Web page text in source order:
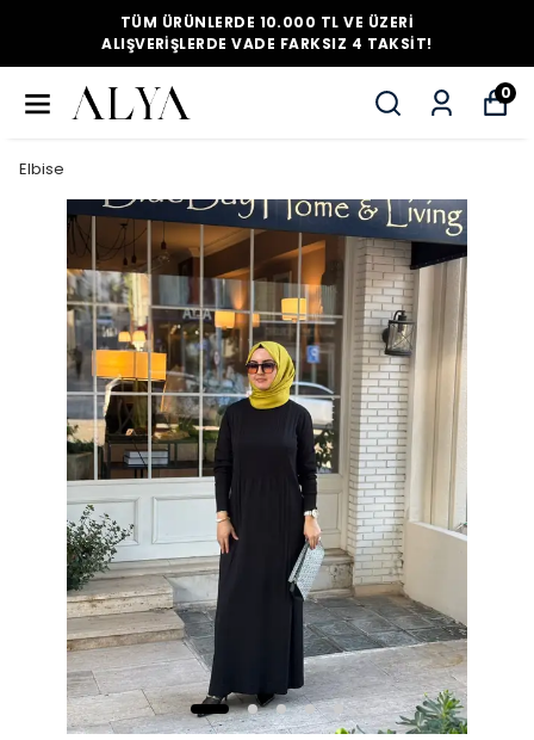
TÜM ÜRÜNLERDE 10.000 TL VE ÜZERI
ALIŞVERIŞLERDE VADE FARKSIZ 4 TAKSIT!
0
Elbise